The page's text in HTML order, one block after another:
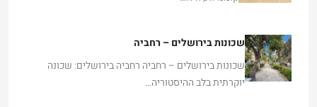
שכונות בירושלים – רחביה
שכונות בירושלים – רחביה רחביה בירושלים: שכונה
יוקרתית בלב ההיסטוריה…